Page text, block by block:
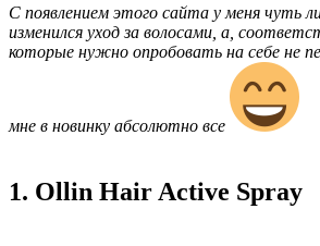
С появлением этого сайта у меня чуть
изменился уход за волосами, а,
которые нужно опробовать на себе не
мне в новинку абсолютно все
1. Ollin Hair Active Spray